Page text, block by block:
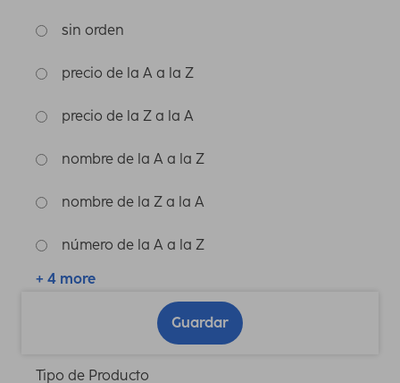
sin orden
precio de la A a la Z
precio de la Z a la A
nombre de la A a la Z
nombre de la Z a la A
número de la A a la Z
+ 4 more
Guardar
Tipo de Producto